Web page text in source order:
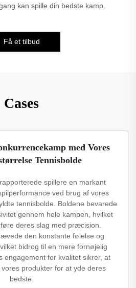
kan spille din bedste kamp.
Få et tilbud
Cases
med Vores
Tennisbolde
spillere en markant
ved brug af vores
tennisbolde. Boldene bevarede
gennem hele kampen, hvilket
deres slag med præcision.
den konstante følelse og
bidrog til en mere fornøjelig
engagement for kvalitet sikrer, at
produkter for at yde deres
bedste.